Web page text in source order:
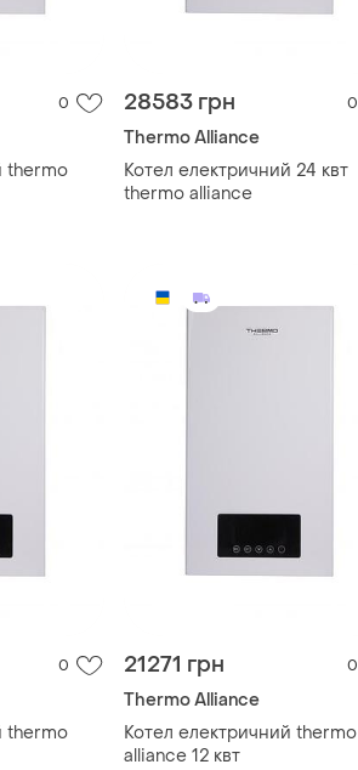
0
thermo
28583 грн 0
Thermo Alliance
Котел електричний 24 квт
thermo alliance
0
thermo
21271 грн 0
Thermo Alliance
Котел електричний thermo
alliance 12 квт